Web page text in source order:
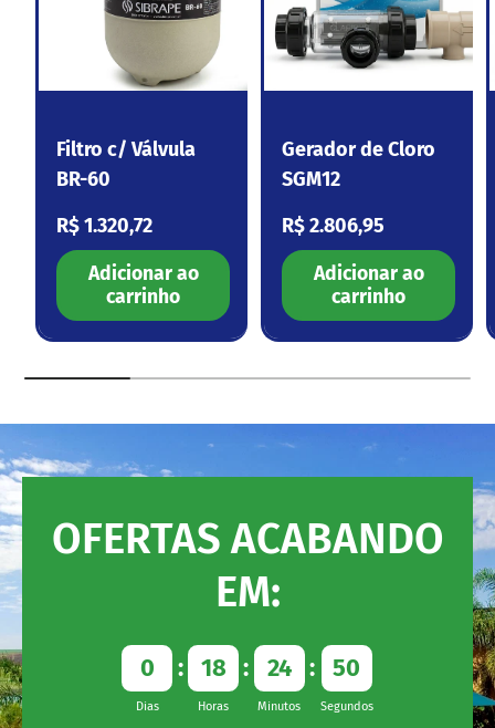
Filtro c/ Válvula
BR-60
Preço normal
R$ 1.320,72
Adicionar ao
carrinho
Gerador de Cloro
SGM12
Preço normal
R$ 2.806,95
Adicionar ao
carrinho
OFERTAS ACABANDO
EM:
0
Dias
18
Horas
24
Minutos
49
Segundos